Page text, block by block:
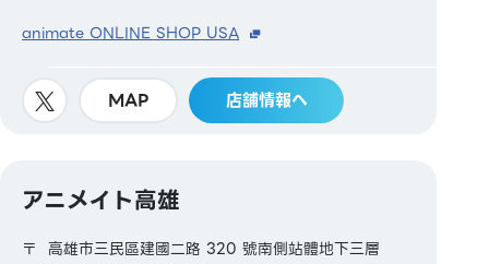
animate ONLINE SHOP USA
MAP 店舗情報へ
アニメイト高雄
〒 高雄市三民區建國二路 320 號南側站體地下三層